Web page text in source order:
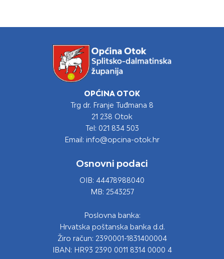
OPĆINA OTOK
Trg dr. Franje Tuđmana 8
21 238 Otok
Tel: 021 834 503
Email: info@opcina-otok.hr
Osnovni podaci
OIB: 44478988040
MB: 2543257
Poslovna banka:
Hrvatska poštanska banka d.d.
Žiro račun: 2390001-1831400004
IBAN: HR93 2390 0011 8314 0000 4